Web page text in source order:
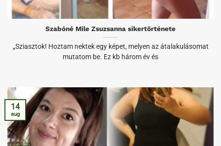
Szabóné Mile Zsuzsanna sikertörténete
„Sziasztok! Hoztam nektek egy képet, melyen az átalakulásomat
mutatom be. Ez kb három év és
14
aug